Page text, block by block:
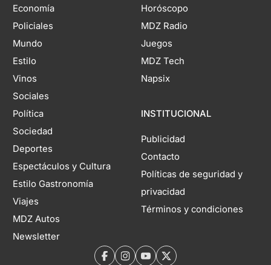
Economía
Policiales
Mundo
Estilo
Vinos
Sociales
Política
Sociedad
Deportes
Espectáculos y Cultura
Estilo Gastronomía
Viajes
MDZ Autos
Newsletter
Horóscopo
MDZ Radio
Juegos
MDZ Tech
Napsix
INSTITUCIONAL
Publicidad
Contacto
Políticas de seguridad y
privacidad
Términos y condiciones